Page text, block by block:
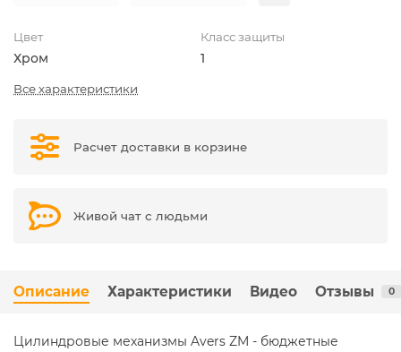
Цвет
Хром
Класс защиты
1
Все характеристики
Расчет доставки в корзине
Живой чат с людьми
Описание Характеристики Видео Отзывы 0
Цилиндровые механизмы Avers ZM - бюджетные